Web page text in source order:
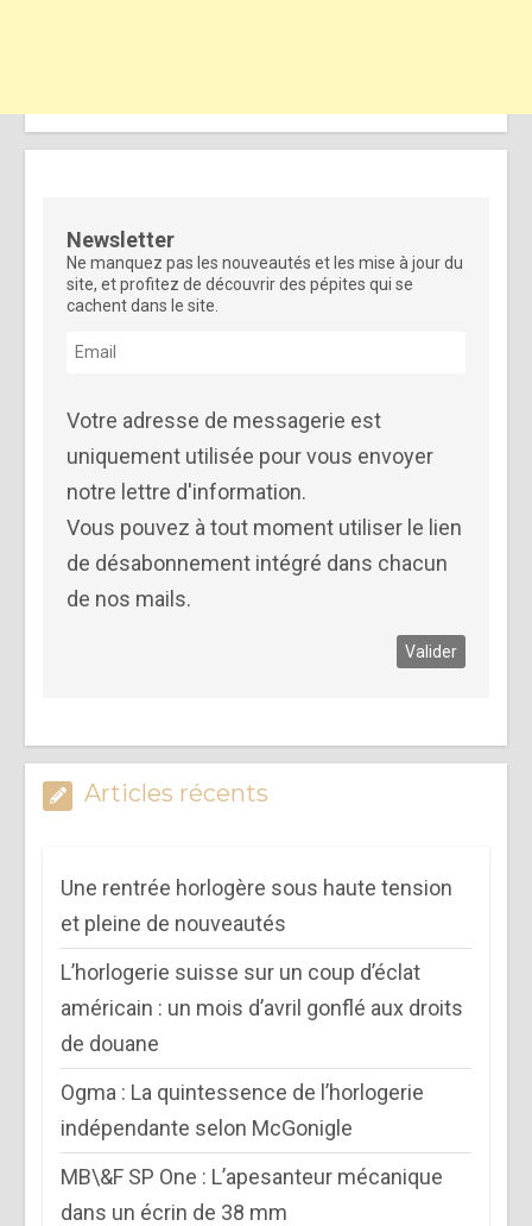
Newsletter
Ne manquez pas les nouveautés et les mise à jour du
site, et profitez de découvrir des pépites qui se
cachent dans le site.
Votre adresse de messagerie est
uniquement utilisée pour vous envoyer
notre lettre d'information.
Vous pouvez à tout moment utiliser le lien
de désabonnement intégré dans chacun
de nos mails.
Articles récents
Une rentrée horlogère sous haute tension
et pleine de nouveautés
L’horlogerie suisse sur un coup d’éclat
américain : un mois d’avril gonflé aux droits
de douane
Ogma : La quintessence de l’horlogerie
indépendante selon McGonigle
MB\&F SP One : L’apesanteur mécanique
dans un écrin de 38 mm